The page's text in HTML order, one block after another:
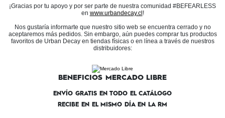
¡Gracias por tu apoyo y por ser parte de nuestra comunidad #BEFEARLESS
en www.urbandecay.cl !
Nos gustaría informarte que nuestro sitio web se encuentra cerrado y no
aceptaremos más pedidos. Sin embargo, aún puedes comprar tus productos
favoritos de Urban Decay en tiendas físicas o en línea a través de nuestros
distribuidores:
BENEFICIOS MERCADO LIBRE
ENVÍO GRATIS EN TODO EL CATÁLOGO
RECIBE EN EL MISMO DÍA EN LA RM